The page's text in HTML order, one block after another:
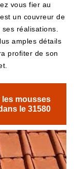
vous fier au
un couvreur de
réalisations.
amples détails
profiter de son
les mousses
le 31580